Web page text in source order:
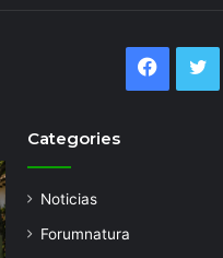
Categories
Noticias
Forumnatura